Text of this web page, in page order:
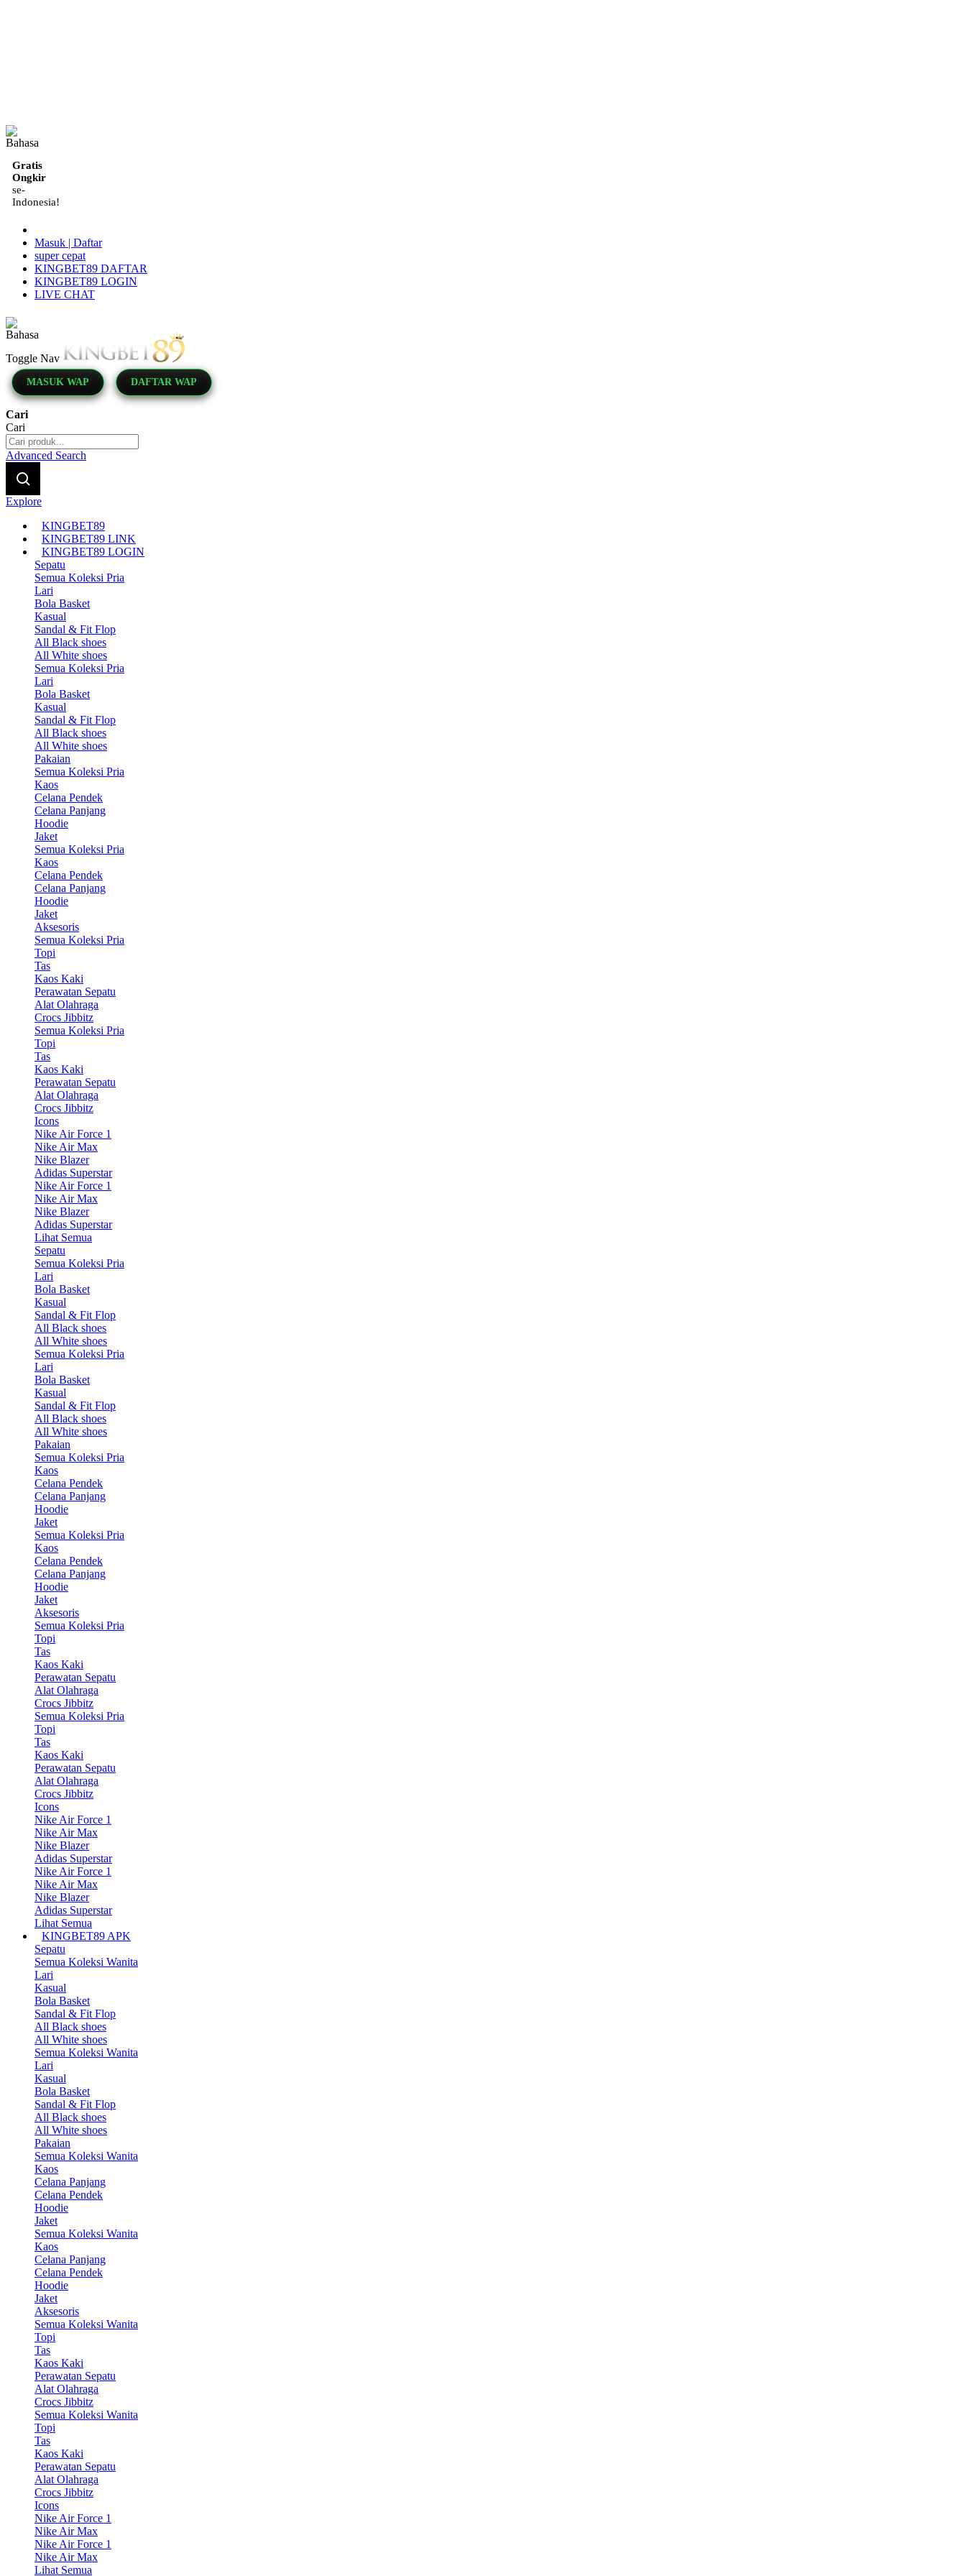
Gratis
Ongkir
se-
Indonesia!
Masuk | Daftar
super cepat
KINGBET89 DAFTAR
KINGBET89 LOGIN
LIVE CHAT
Toggle Nav
MASUK WAP DAFTAR WAP
Cari
Cari
Advanced Search
Explore
KINGBET89
KINGBET89 LINK
KINGBET89 LOGIN
Sepatu
Semua Koleksi Pria
Lari
Bola Basket
Kasual
Sandal & Fit Flop
All Black shoes
All White shoes
Semua Koleksi Pria
Lari
Bola Basket
Kasual
Sandal & Fit Flop
All Black shoes
All White shoes
Pakaian
Semua Koleksi Pria
Kaos
Celana Pendek
Celana Panjang
Hoodie
Jaket
Semua Koleksi Pria
Kaos
Celana Pendek
Celana Panjang
Hoodie
Jaket
Aksesoris
Semua Koleksi Pria
Topi
Tas
Kaos Kaki
Perawatan Sepatu
Alat Olahraga
Crocs Jibbitz
Semua Koleksi Pria
Topi
Tas
Kaos Kaki
Perawatan Sepatu
Alat Olahraga
Crocs Jibbitz
Icons
Nike Air Force 1
Nike Air Max
Nike Blazer
Adidas Superstar
Nike Air Force 1
Nike Air Max
Nike Blazer
Adidas Superstar
Lihat Semua
Sepatu
Semua Koleksi Pria
Lari
Bola Basket
Kasual
Sandal & Fit Flop
All Black shoes
All White shoes
Semua Koleksi Pria
Lari
Bola Basket
Kasual
Sandal & Fit Flop
All Black shoes
All White shoes
Pakaian
Semua Koleksi Pria
Kaos
Celana Pendek
Celana Panjang
Hoodie
Jaket
Semua Koleksi Pria
Kaos
Celana Pendek
Celana Panjang
Hoodie
Jaket
Aksesoris
Semua Koleksi Pria
Topi
Tas
Kaos Kaki
Perawatan Sepatu
Alat Olahraga
Crocs Jibbitz
Semua Koleksi Pria
Topi
Tas
Kaos Kaki
Perawatan Sepatu
Alat Olahraga
Crocs Jibbitz
Icons
Nike Air Force 1
Nike Air Max
Nike Blazer
Adidas Superstar
Nike Air Force 1
Nike Air Max
Nike Blazer
Adidas Superstar
Lihat Semua
KINGBET89 APK
Sepatu
Semua Koleksi Wanita
Lari
Kasual
Bola Basket
Sandal & Fit Flop
All Black shoes
All White shoes
Semua Koleksi Wanita
Lari
Kasual
Bola Basket
Sandal & Fit Flop
All Black shoes
All White shoes
Pakaian
Semua Koleksi Wanita
Kaos
Celana Panjang
Celana Pendek
Hoodie
Jaket
Semua Koleksi Wanita
Kaos
Celana Panjang
Celana Pendek
Hoodie
Jaket
Aksesoris
Semua Koleksi Wanita
Topi
Tas
Kaos Kaki
Perawatan Sepatu
Alat Olahraga
Crocs Jibbitz
Semua Koleksi Wanita
Topi
Tas
Kaos Kaki
Perawatan Sepatu
Alat Olahraga
Crocs Jibbitz
Icons
Nike Air Force 1
Nike Air Max
Nike Air Force 1
Nike Air Max
Lihat Semua